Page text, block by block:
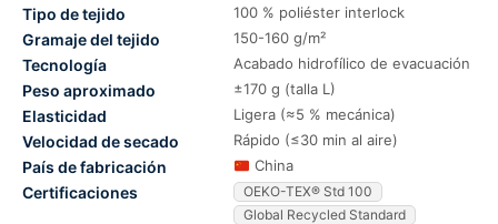
Tipo de tejido 100 % poliéster interlock
Gramaje del tejido 150-160 g/m²
Tecnología Acabado hidrofílico de evacuación
Peso aproximado ±170 g (talla L)
Elasticidad Ligera (≈5 % mecánica)
Velocidad de secado Rápido (≤30 min al aire)
País de fabricación China
Certificaciones
OEKO-TEX® Std 100
Global Recycled Standard